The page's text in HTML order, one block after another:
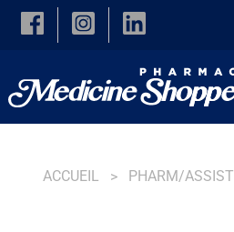
Skip to main content
ACCUEIL PHARM/ASSIST